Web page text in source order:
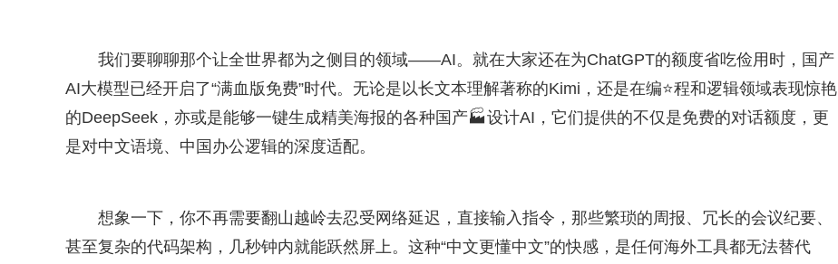
我们要聊聊那个让全世界都为之侧目的领域——AI。就在大家还在为ChatGPT的额度省吃俭用时，国产
AI大模型已经开启了“满血版免费”时代。无论是以长文本理解著称的Kimi，还是在编⭐程和逻辑领域表现惊艳
的DeepSeek，亦或是能够一键生成精美海报的各种国产🏭设计AI，它们提供的不仅是免费的对话额度，更
是对中文语境、中国办公逻辑的深度适配。
想象一下，你不再需要翻山越岭去忍受网络延迟，直接输入指令，那些繁琐的周报、冗长的会议纪要、
甚至复杂的代码架构，几秒钟内就能跃然屏上。这种“中文更懂中文”的快感，是任何海外工具都无法替代